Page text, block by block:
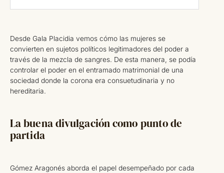
Desde Gala Placidia vemos cómo las mujeres se
convierten en sujetos políticos legitimadores del poder a
través de la mezcla de sangres. De esta manera, se podía
controlar el poder en el entramado matrimonial de una
sociedad donde la corona era consuetudinaria y no
hereditaria.
La buena divulgación como punto de
partida
Gómez Aragonés aborda el papel desempeñado por cada